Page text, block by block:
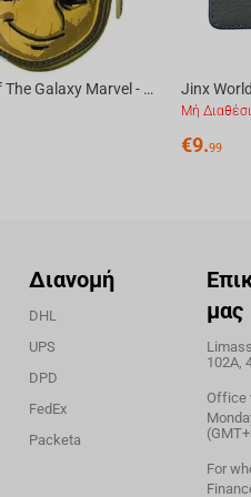
Guardians of The Galaxy Marvel - Groot Wallet Coin
Μή
€9.99
Διανομή
DHL
UPS
DPD
FedEx
Packeta
μας
102A,
Office
For